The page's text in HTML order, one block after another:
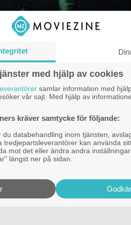
med hjälp av cookies
samlar information med
vår sajt. Med hjälp av
kräver samtycke för följande:
databehandling inom tjänsten,
tredjepartsleverantörer kan använda
mot det eller ändra andra
längst ner på sidan.